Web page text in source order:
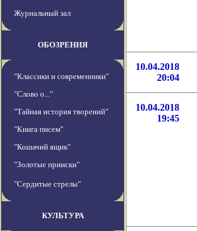
Журнальный зал
ОБОЗРЕНИЯ
"Классики и современники"
"Слово о..."
"Тайная история творений"
"Книга писем"
"Кошачий ящик"
"Золотые прииски"
"Сердитые стрелы"
КУЛЬТУРА
10.04.2018
20:04
10.04.2018
19:45